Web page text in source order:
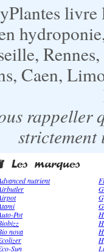
Caen,
rappeller
strictement
nutrient
Pot
nova
Sun